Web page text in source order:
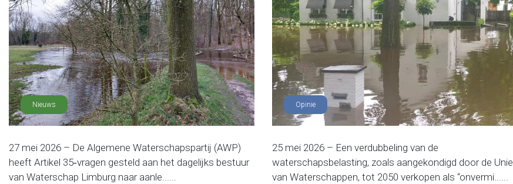
Nieuws
27 mei 2026 – De Algemene Waterschapspartij (AWP)
heeft Artikel 35‑vragen gesteld aan het dagelijks bestuur
van Waterschap Limburg naar aanle......
Opinie
25 mei 2026 – Een verdubbeling van de
waterschapsbelasting, zoals aangekondigd door de Unie
van Waterschappen, tot 2050 verkopen als “onvermi......